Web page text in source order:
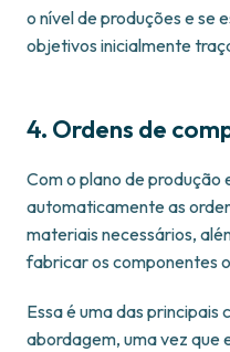
o nível de produções e se
objetivos inicialmente
4. Ordens de
Com o plano de produção
automaticamente as
materiais necessários,
fabricar os componentes
Essa é uma das
abordagem, uma vez que